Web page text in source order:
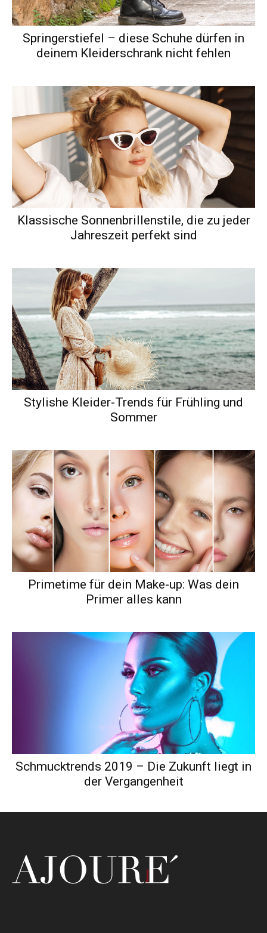
Springerstiefel – diese Schuhe dürfen in
deinem Kleiderschrank nicht fehlen
Klassische Sonnenbrillenstile, die zu jeder
Jahreszeit perfekt sind
Stylishe Kleider-Trends für Frühling und
Sommer
Primetime für dein Make-up: Was dein
Primer alles kann
Schmucktrends 2019 – Die Zukunft liegt in
der Vergangenheit